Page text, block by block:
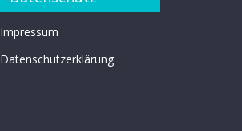
Impressum
Datenschutzerklärung